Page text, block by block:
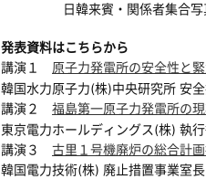
日韓来賓・関係者集合写
発表資料はこちらから
講演１ 原子力発電所の安全性と
韓国水力原子力(株)中央研究所 安
講演２ 福島第一原子力発電所の
東京電力ホールディングス(株) 執
講演３ 古里１号機廃炉の総合計
韓国電力技術(株) 廃止措置事業室